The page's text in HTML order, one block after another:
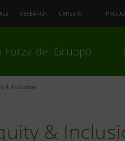
RESEARCH CAREERS
Forza del Gruppo
& Inclusion
&